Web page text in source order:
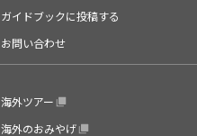
ガイドブックに投稿する
お問い合わせ
海外ツアー
海外のおみやげ